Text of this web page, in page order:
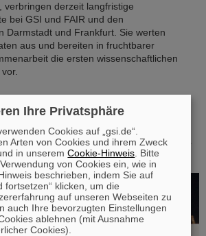
verbringen derzeit langfristige
bei GSI und FAIR und den
Darmstadt und Frankfurt. Sie werten
aus und bereiten in fruchtbarer
die ersten wissenschaftlichen
für Professor Marco Durante:
herausragende Leistungen in der
Ihre Privatsphäre
Cookies auf „gsi.de“.
Arten von Cookies und ihrem Zweck
in unseremCookie-Hinweis . Bitte
von Cookies ein, wie in
beschrieben, indem Sie auf
fortsetzen“ klicken, um die
auf unseren Webseiten zu
auch Ihre bevorzugten Einstellungen
ablehnen (mit Ausnahme
Cookies).